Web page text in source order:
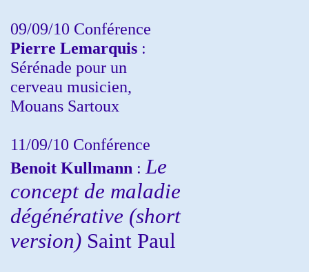
09/09/10 Conférence
Pierre Lemarquis :
Sérénade pour un
cerveau musicien,
Mouans Sartoux
11/09/10 Conférence
Benoit Kullmann : Le
concept de maladie
dégénérative (short
version) Saint Paul